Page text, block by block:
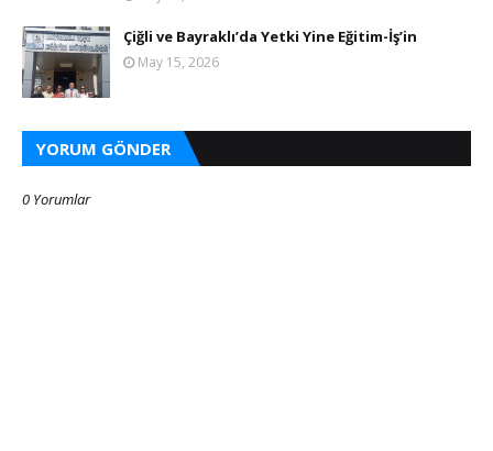
Çiğli ve Bayraklı’da Yetki Yine Eğitim-İş’in
May 15, 2026
YORUM GÖNDER
0 Yorumlar